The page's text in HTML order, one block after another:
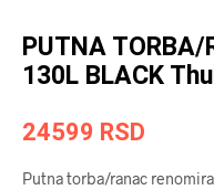
PUTNA
130L BLACK
24599 RSD
Putna torba/ranac